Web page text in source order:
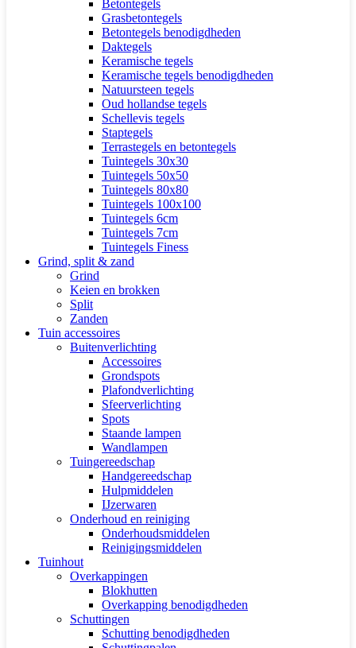
Betontegels
Grasbetontegels
Betontegels benodigdheden
Daktegels
Keramische tegels
Keramische tegels benodigdheden
Natuursteen tegels
Oud hollandse tegels
Schellevis tegels
Staptegels
Terrastegels en betontegels
Tuintegels 30x30
Tuintegels 50x50
Tuintegels 80x80
Tuintegels 100x100
Tuintegels 6cm
Tuintegels 7cm
Tuintegels Finess
Grind, split & zand
Grind
Keien en brokken
Split
Zanden
Tuin accessoires
Buitenverlichting
Accessoires
Grondspots
Plafondverlichting
Sfeerverlichting
Spots
Staande lampen
Wandlampen
Tuingereedschap
Handgereedschap
Hulpmiddelen
IJzerwaren
Onderhoud en reiniging
Onderhoudsmiddelen
Reinigingsmiddelen
Tuinhout
Overkappingen
Blokhutten
Overkapping benodigdheden
Schuttingen
Schutting benodigdheden